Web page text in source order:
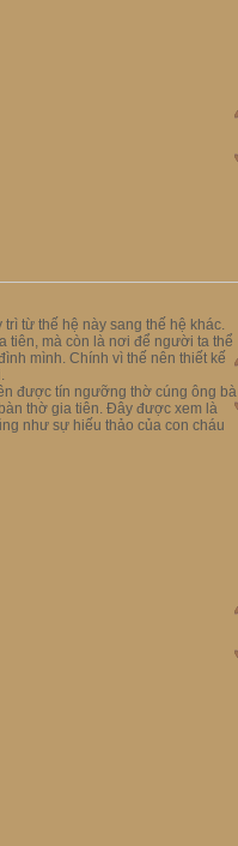
từ thế hệ này sang thế hệ khác.
tiên, mà còn là nơi để người ta thể
mình. Chính vì thế nên thiết kế
được tín ngưỡng thờ cúng ông bà
thờ gia tiên. Đây được xem là
như sự hiếu thảo của con cháu